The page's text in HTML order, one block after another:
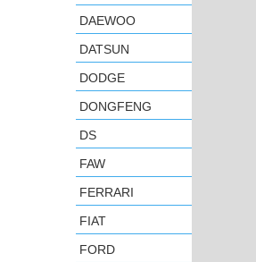
DAEWOO
DATSUN
DODGE
DONGFENG
DS
FAW
FERRARI
FIAT
FORD